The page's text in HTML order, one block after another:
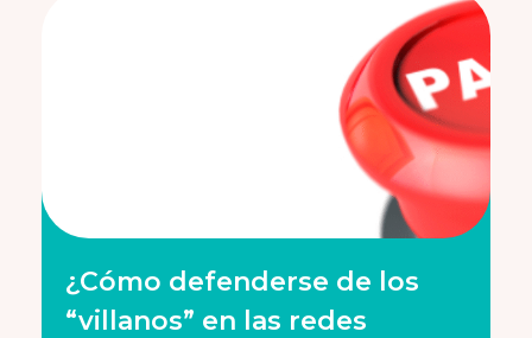
¿Cómo defenderse de los
“villanos” en las redes